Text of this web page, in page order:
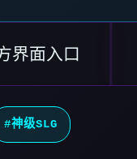
界面入口
#神级SLG